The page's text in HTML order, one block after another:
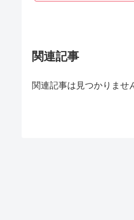
関連記事
関連記事は見つかりませ